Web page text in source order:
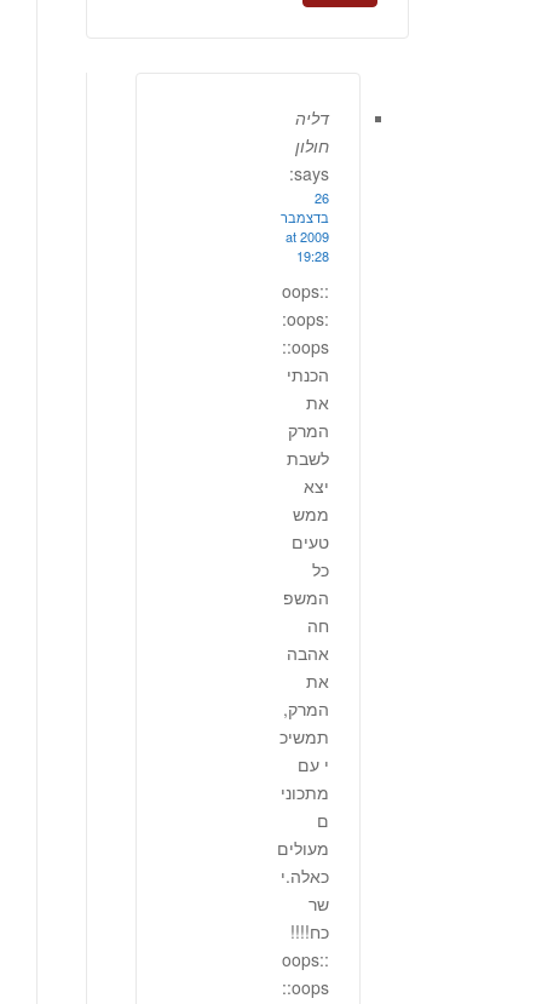
דליה
חולון
says:
26
בדצמבר
2009 at
19:28
:oops:
:oops:
:oops:
הכנתי
את
המרק
לשבת
יצא
ממש
טעים
כל
המשפ
חה
אהבה
את
המרק,
תמשיכ
י עם
מתכוני
ם
מעולים
כאלה.י
שר
כח!!!!
:oops:
:oops: